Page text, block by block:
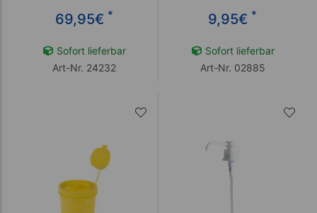
69,95€ *
Sofort lieferbar
Art-Nr. 24232
9,95€ *
Sofort lieferbar
Art-Nr. 02885